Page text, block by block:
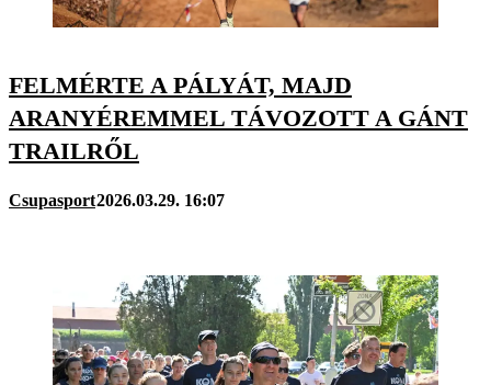
FELMÉRTE A PÁLYÁT, MAJD
ARANYÉREMMEL TÁVOZOTT A GÁNT
TRAILRŐL
Csupasport2026.03.29. 16:07